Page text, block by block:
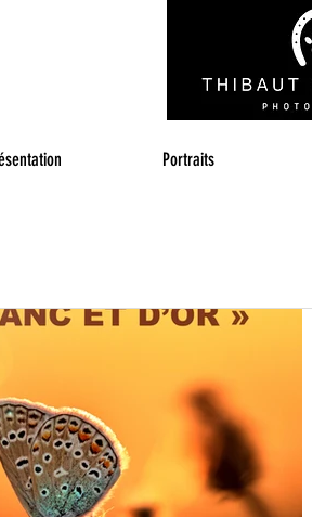
Portraits